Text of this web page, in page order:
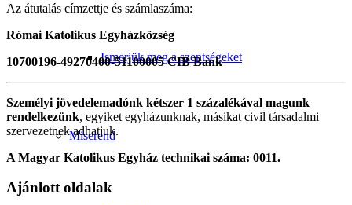
Ismerjük meg a szentségeket
Miserend
Az átutalás címzettje és számlaszáma:
Római Katolikus Egyházközség
10700196-49270400-51100005 CIB Bank
Személyi jövedelemadónk kétszer 1 százalékával magunk
rendelkezünk, egyiket egyházunknak, másikat civil társadalmi
szervezetnek adhatjuk.
A Magyar Katolikus Egyház technikai száma: 0011.
Ajánlott oldalak